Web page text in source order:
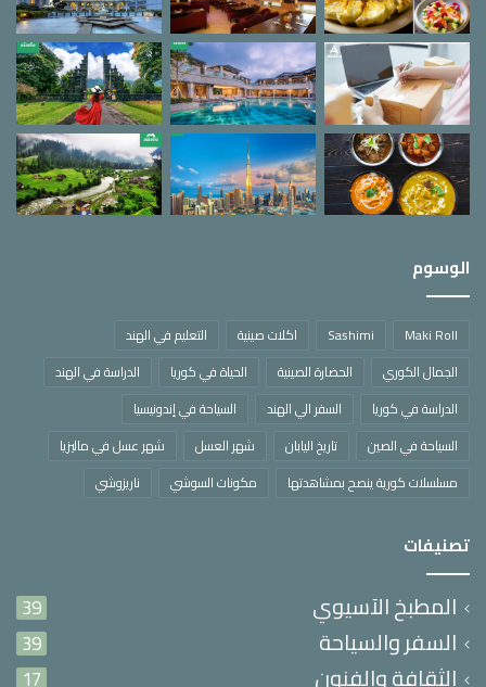
الوسوم
Maki Roll
Sashimi اكلات صينية
التعليم في الهند
الجمال الكوري
الحضارة الصينية الحياة في كوريا
الدراسة في الهند
الدراسة في كوريا
السفر الي الهند
السياحة في إندونيسيا
السياحة في الصين
تاريخ اليابان شهر العسل
شهر عسل في ماليزيا
مسلسلات كورية ينصح بمشاهدتها
مكونات السوشي ناريزوشي
تصنيفات
المطبخ الآسيوي 39
السفر والسياحة 39
الثقافة والفنون 17